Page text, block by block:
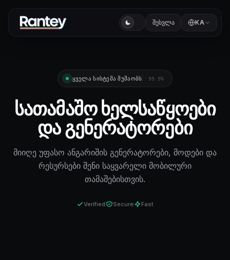
შესვლა KA
ᲧᲕᲔᲚᲐ ᲡᲘᲡᲢᲔᲛᲐ ᲛᲣᲨᲐᲝᲑᲡ 99.9%
სათამაშო ხელსაწყოები
და გენერატორები
მიიღე უფასო ანგარიშის გენერატორები, მოდები და
რესურსები შენი საყვარელი მობილური
თამაშებისთვის.
Verified Secure Fast